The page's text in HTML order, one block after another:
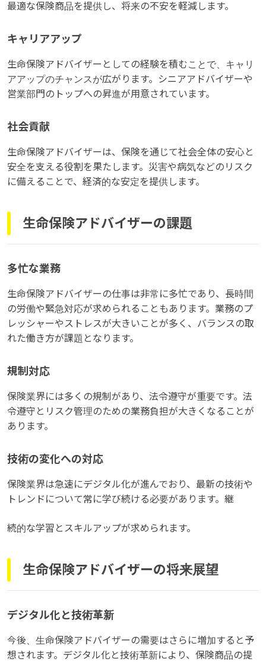
最適な保険商品を提供し、将来の不安を軽減します。
キャリアアップ
生命保険アドバイザーとしての経験を積むことで、キャリ
アアップのチャンスが広がります。シニアアドバイザーや
営業部門のトップへの昇進が用意されています。
社会貢献
生命保険アドバイザーは、保険を通じて社会全体の安心と
安全を支える役割を果たします。災害や病気などのリスク
に備えることで、経済的な安定を提供します。
生命保険アドバイザーの課題
多忙な業務
生命保険アドバイザーの仕事は非常に多忙であり、長時間
の労働や緊急対応が求められることもあります。業務のプ
レッシャーやストレスが大きいことが多く、バランスの取
れた働き方が課題となります。
規制対応
保険業界には多くの規制があり、法令遵守が重要です。法
令遵守とリスク管理のための業務負担が大きくなることが
あります。
技術の変化への対応
保険業界は急速にデジタル化が進んでおり、最新の技術や
トレンドについて常に学び続ける必要があります。継
続的な学習とスキルアップが求められます。
生命保険アドバイザーの将来展望
デジタル化と技術革新
今後、生命保険アドバイザーの需要はさらに増加すると予
想されます。デジタル化と技術革新により、保険商品の提